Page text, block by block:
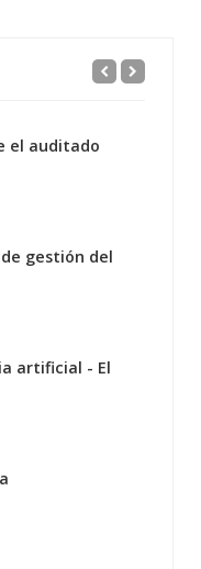
el auditado
gestión del
artificial - El